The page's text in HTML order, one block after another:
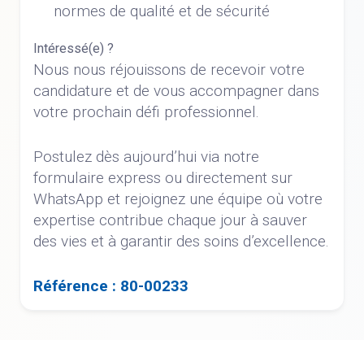
normes de qualité et de sécurité
Intéressé(e) ?
Nous nous réjouissons de recevoir votre
candidature et de vous accompagner dans
votre prochain défi professionnel.
Postulez dès aujourd’hui via notre
formulaire express ou directement sur
WhatsApp et rejoignez une équipe où votre
expertise contribue chaque jour à sauver
des vies et à garantir des soins d’excellence.
Référence : 80-00233